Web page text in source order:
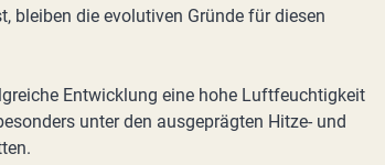
bleiben die evolutiven Gründe für diesen
Entwicklung eine hohe Luftfeuchtigkeit
unter den ausgeprägten Hitze- und